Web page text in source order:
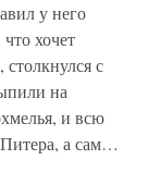
у него
хочет
столкнулся с
на
и всю
а сам…